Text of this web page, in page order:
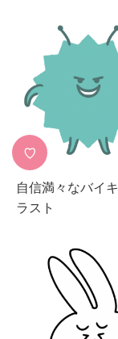
♡
自信満々なバイ
ラスト